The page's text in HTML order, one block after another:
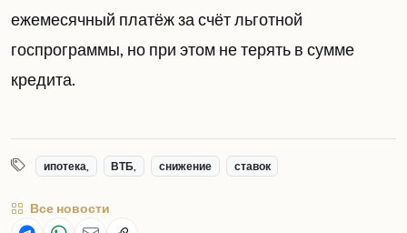
ежемесячный платёж за счёт льготной
госпрограммы, но при этом не терять в сумме
кредита.
ипотека, ВТБ, снижение ставок
Все новости